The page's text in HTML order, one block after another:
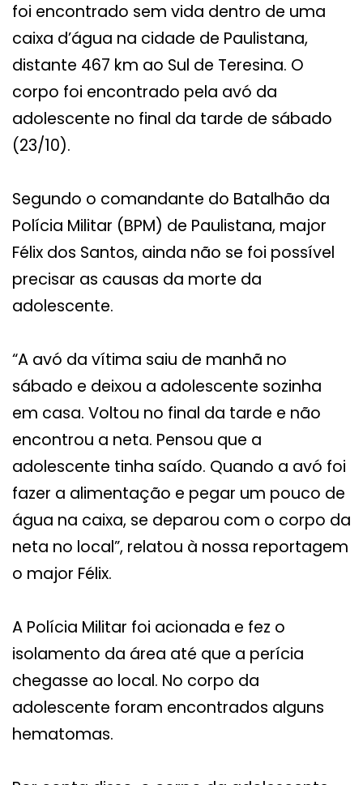
foi encontrado sem vida dentro de uma
caixa d’água na cidade de Paulistana,
distante 467 km ao Sul de Teresina. O
corpo foi encontrado pela avó da
adolescente no final da tarde de sábado
(23/10).
Segundo o comandante do Batalhão da
Polícia Militar (BPM) de Paulistana, major
Félix dos Santos, ainda não se foi possível
precisar as causas da morte da
adolescente.
“A avó da vítima saiu de manhã no
sábado e deixou a adolescente sozinha
em casa. Voltou no final da tarde e não
encontrou a neta. Pensou que a
adolescente tinha saído. Quando a avó foi
fazer a alimentação e pegar um pouco de
água na caixa, se deparou com o corpo da
neta no local”, relatou à nossa reportagem
o major Félix.
A Polícia Militar foi acionada e fez o
isolamento da área até que a perícia
chegasse ao local. No corpo da
adolescente foram encontrados alguns
hematomas.